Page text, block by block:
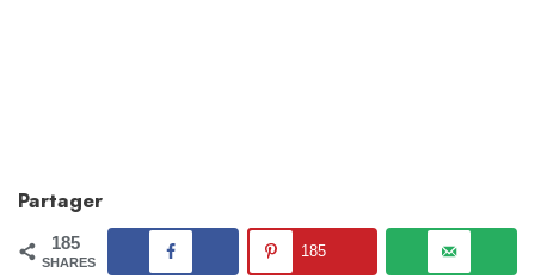
Partager
185
SHARES
185